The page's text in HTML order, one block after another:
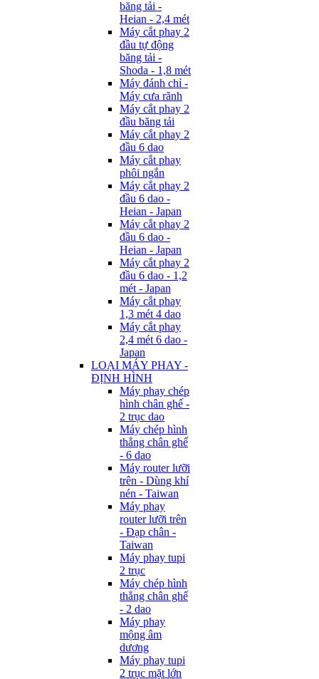
băng tải -
Heian - 2,4 mét
Máy cắt phay 2
đầu tự động
băng tải -
Shoda - 1,8 mét
Máy đánh chỉ -
Máy cưa rãnh
Máy cắt phay 2
đầu băng tải
Máy cắt phay 2
đầu 6 dao
Máy cắt phay
phôi ngắn
Máy cắt phay 2
đầu 6 dao -
Heian - Japan
Máy cắt phay 2
đầu 6 dao -
Heian - Japan
Máy cắt phay 2
đầu 6 dao - 1,2
mét - Japan
Máy cắt phay
1,3 mét 4 dao
Máy cắt phay
2,4 mét 6 dao -
Japan
LOẠI MÁY PHAY -
ĐỊNH HÌNH
Máy phay chép
hình chân ghế -
2 trục dao
Máy chép hình
thẳng chân ghế
- 6 dao
Máy router lưỡi
trên - Dùng khí
nén - Taiwan
Máy phay
router lưỡi trên
- Đạp chân -
Taiwan
Máy phay tupi
2 trục
Máy chép hình
thẳng chân ghế
- 2 dao
Máy phay
mộng âm
dương
Máy phay tupi
2 trục mặt lớn